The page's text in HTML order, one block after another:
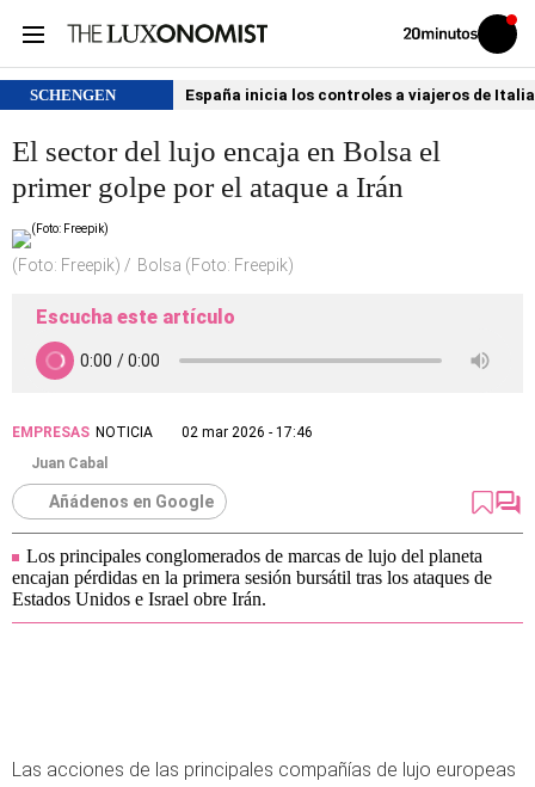
Volver
Iniciar
sesión
SCHENGEN España inicia los controles a viajeros de
El sector del lujo encaja en Bolsa el
primer golpe por el ataque a Irán
(Foto: Freepik) Bolsa (Foto: Freepik)
Escucha este artículo
EMPRESAS NOTICIA
02 mar 2026 - 17:46
Juan Cabal
Añádenos en Google
Los principales conglomerados de marcas de lujo del planeta
encajan pérdidas en la primera sesión bursátil tras los ataques de
Estados Unidos e Israel obre Irán.
Las acciones de las principales compañías de lujo europeas